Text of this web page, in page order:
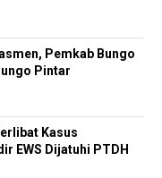
Pemkab Bungo
Pintar
Kasus
EWS Dijatuhi PTDH